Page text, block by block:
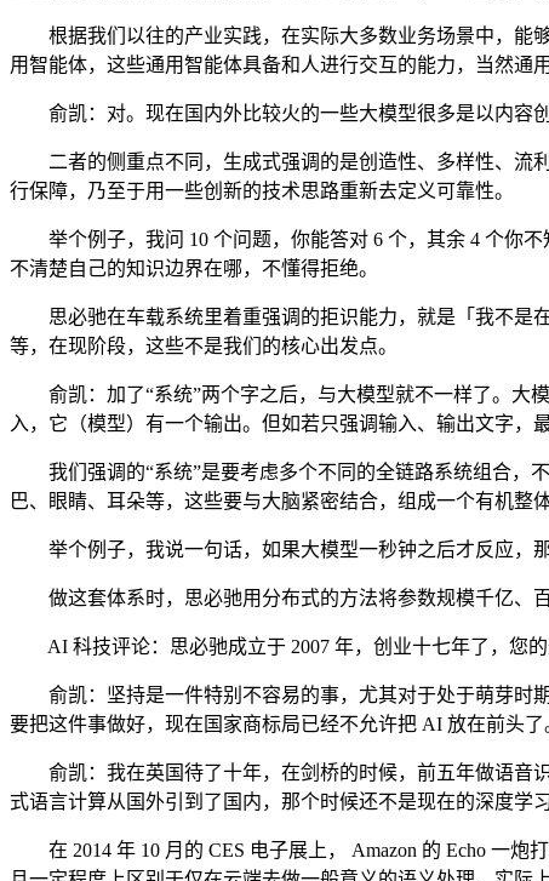
根据我们以往的产业实践，在实际大多数业务场景中，能够
用智能体，这些通用智能体具备和人进行交互的能力，当然通
俞凯：对。现在国内外比较火的一些大模型很多是以内容创
二者的侧重点不同，生成式强调的是创造性、多样性、流利
行保障，乃至于用一些创新的技术思路重新去定义可靠性。
举个例子，我问 10 个问题，你能答对 6 个，其余 4 个你不
不清楚自己的知识边界在哪，不懂得拒绝。
思必驰在车载系统里着重强调的拒识能力，就是「我不是
等，在现阶段，这些不是我们的核心出发点。
俞凯：加了“系统”两个字之后，与大模型就不一样了。大
入，它（模型）有一个输出。但如若只强调输入、输出文字，
我们强调的“系统”是要考虑多个不同的全链路系统组合，不
巴、眼睛、耳朵等，这些要与大脑紧密结合，组成一个有机整
举个例子，我说一句话，如果大模型一秒钟之后才反应，那
做这套体系时，思必驰用分布式的方法将参数规模千亿、百
AI 科技评论：思必驰成立于 2007 年，创业十七年了，您的
俞凯：坚持是一件特别不容易的事，尤其对于处于萌芽时期
要把这件事做好，现在国家商标局已经不允许把 AI 放在前头了
俞凯：我在英国待了十年，在剑桥的时候，前五年做语音识
式语言计算从国外引到了国内，那个时候还不是现在的深度学
在 2014 年 10 月的 CES 电子展上， Amazon 的 Echo 一炮